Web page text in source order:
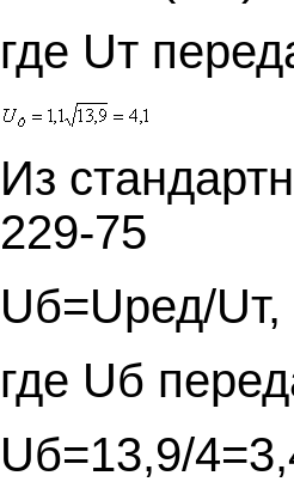
где Uт
Из
229-75
Uб=Uред/
где Uб
Uб=13,9/